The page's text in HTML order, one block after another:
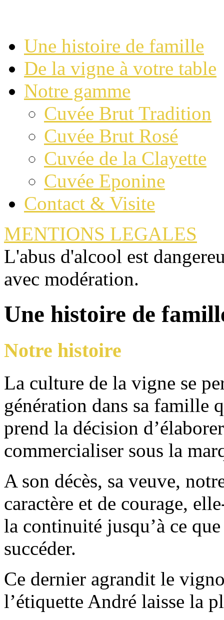
Une histoire de famille
De la vigne à votre table
Notre gamme
Cuvée Brut Tradition
Cuvée Brut Rosé
Cuvée de la Clayette
Cuvée Eponine
Contact & Visite
MENTIONS LEGALES
L'abus d'alcool est
avec modération.
Une histoire de
Notre histoire
La culture de la vigne se
génération dans sa famille
prend la décision
commercialiser sous la
A son décès, sa veuve,
caractère et de courage,
la continuité jusqu’à ce
succéder.
Ce dernier agrandit le
l’étiquette André laisse la